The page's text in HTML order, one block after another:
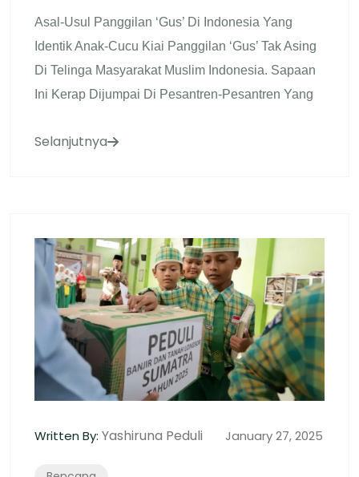
Asal-Usul Panggilan ‘Gus’ Di Indonesia Yang
Identik Anak-Cucu Kiai Panggilan ‘Gus’ Tak Asing
Di Telinga Masyarakat Muslim Indonesia. Sapaan
Ini Kerap Dijumpai Di Pesantren-Pesantren Yang
Selanjutnya
Written By: Yashiruna Peduli January 27, 2025